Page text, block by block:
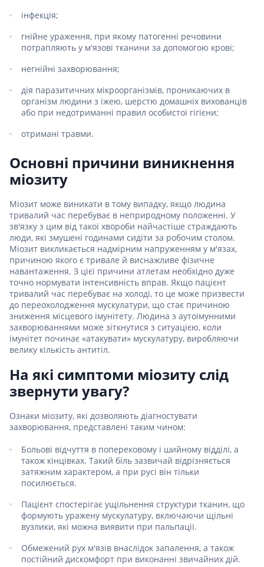
інфекція;
гнійне ураження, при якому патогенні речовини
потрапляють у м'язові тканини за допомогою крові;
негнійні захворювання;
дія паразитичних мікроорганізмів, проникаючих в
організм людини з їжею, шерстю домашніх вихованців
або при недотриманні правил особистої гігієни;
отримані травми.
Основні причини виникнення
міозиту
Міозит може виникати в тому випадку, якщо людина
тривалий час перебуває в неприродному положенні. У
зв'язку з цим від такої хвороби найчастіше страждають
люди, які змушені годинами сидіти за робочим столом.
Міозит викликається надмірним напруженням у м'язах,
причиною якого є тривале й виснажливе фізичне
навантаження. З цієї причини атлетам необхідно дуже
точно нормувати інтенсивність вправ. Якщо пацієнт
тривалий час перебуває на холоді, то це може призвести
до переохолодження мускулатури, що стає причиною
зниження місцевого імунітету. Людина з аутоімунними
захворюваннями може зіткнутися з ситуацією, коли
імунітет починає «атакувати» мускулатуру, виробляючи
велику кількість антитіл.
На які симптоми міозиту слід
звернути увагу?
Ознаки міозиту, які дозволяють діагностувати
захворювання, представлені таким чином:
Больові відчуття в поперековому і шийному відділі, а
також кінцівках. Такий біль зазвичай відрізняється
затяжним характером, а при русі він тільки
посилюється.
Пацієнт спостерігає ущільнення структури тканин, що
формують уражену мускулатуру, включаючи щільні
вузлики, які можна виявити при пальпації.
Обмежений рух м'язів внаслідок запалення, а також
постійний дискомфорт при виконанні звичайних дій.